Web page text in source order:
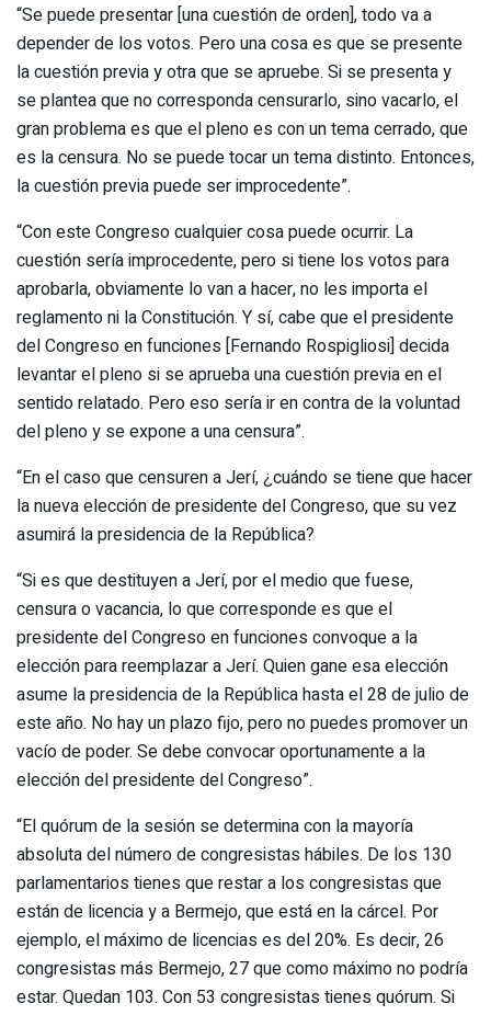
“Se puede presentar [una cuestión de orden], todo va a
depender de los votos. Pero una cosa es que se presente
la cuestión previa y otra que se apruebe. Si se presenta y
se plantea que no corresponda censurarlo, sino vacarlo, el
gran problema es que el pleno es con un tema cerrado, que
es la censura. No se puede tocar un tema distinto. Entonces,
la cuestión previa puede ser improcedente”.
“Con este Congreso cualquier cosa puede ocurrir. La
cuestión sería improcedente, pero si tiene los votos para
aprobarla, obviamente lo van a hacer, no les importa el
reglamento ni la Constitución. Y sí, cabe que el presidente
del Congreso en funciones [Fernando Rospigliosi] decida
levantar el pleno si se aprueba una cuestión previa en el
sentido relatado. Pero eso sería ir en contra de la voluntad
del pleno y se expone a una censura”.
“En el caso que censuren a Jerí, ¿cuándo se tiene que hacer
la nueva elección de presidente del Congreso, que su vez
asumirá la presidencia de la República?
“Si es que destituyen a Jerí, por el medio que fuese,
censura o vacancia, lo que corresponde es que el
presidente del Congreso en funciones convoque a la
elección para reemplazar a Jerí. Quien gane esa elección
asume la presidencia de la República hasta el 28 de julio de
este año. No hay un plazo fijo, pero no puedes promover un
vacío de poder. Se debe convocar oportunamente a la
elección del presidente del Congreso”.
“El quórum de la sesión se determina con la mayoría
absoluta del número de congresistas hábiles. De los 130
parlamentarios tienes que restar a los congresistas que
están de licencia y a Bermejo, que está en la cárcel. Por
ejemplo, el máximo de licencias es del 20%. Es decir, 26
congresistas más Bermejo, 27 que como máximo no podría
estar. Quedan 103. Con 53 congresistas tienes quórum. Si